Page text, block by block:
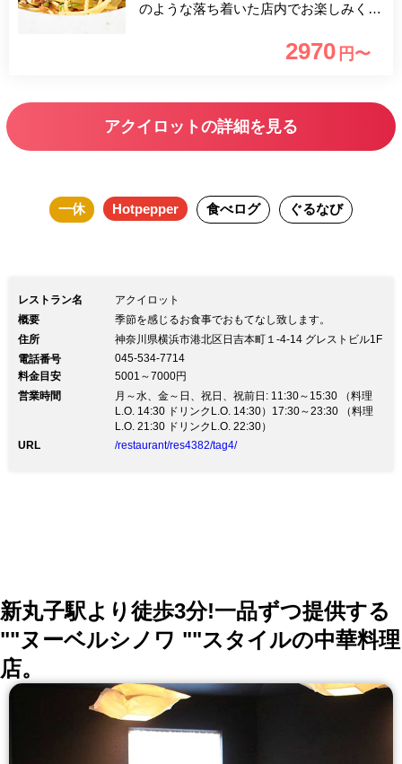
のような落ち着いた店内でお楽しみくだ
るような気分になれる、オシャレで、隠
ーブル席とカウンター席が充実している
ので、ママ会、女子会などグループでの
る本格イタリアンとして、地域で愛され
2970 円〜
アクイロットの詳細を見る
一休 Hotpepper 食べログ ぐるなび
レストラン名
アクイロット
概要
季節を感じるお食事でおもてなし致します。
住所
神奈川県横浜市港北区日吉本町１-4-14 グレストビル1F
電話番号
045-534-7714
料金目安
5001～7000円
営業時間
月～水、金～日、祝日、祝前日: 11:30～15:30 （料理
L.O. 14:30 ドリンクL.O. 14:30）17:30～23:30 （料理
L.O. 21:30 ドリンクL.O. 22:30）
URL
/restaurant/res4382/tag4/
新丸子駅より徒歩3分!一品ずつ提供する
""ヌーベルシノワ ""スタイルの中華料理
店。